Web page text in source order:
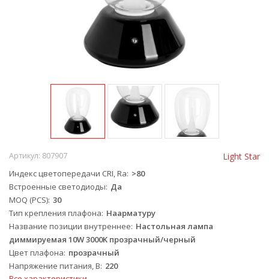
Light Star
Артикул: 807907
Индекс цветопередачи CRI, Ra >80
Встроенные светодиоды Да
MOQ (PCS) 30
Тип крепления плафона Наарматуру
Название позиции внутреннее Настольная лампа
диммируемая 10W 3000K прозрачный/черный
Цвет плафона прозрачный
Напряжение питания, В 220